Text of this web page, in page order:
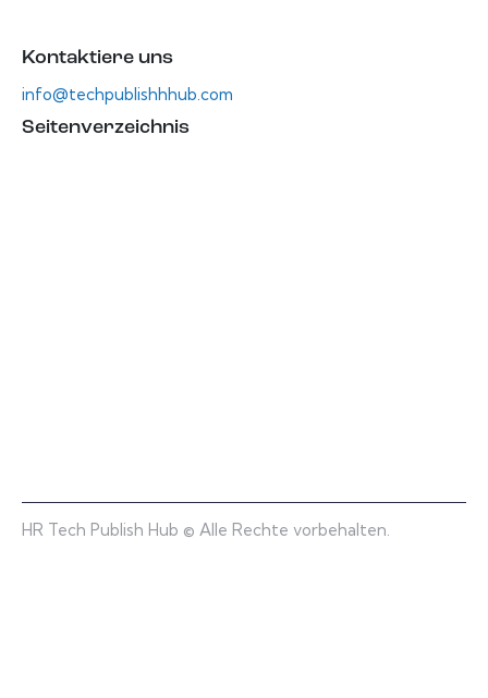
Kontaktiere uns
info@techpublishhhub.com
Seitenverzeichnis
HR Tech Publish Hub © Alle Rechte vorbehalten.